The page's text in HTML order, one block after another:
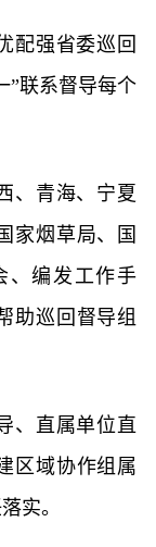
配强省委巡回
”联系督导每个
、青海、宁夏
家烟草局、国
、编发工作手
助巡回督导组
、直属单位直
区域协作组属
实。